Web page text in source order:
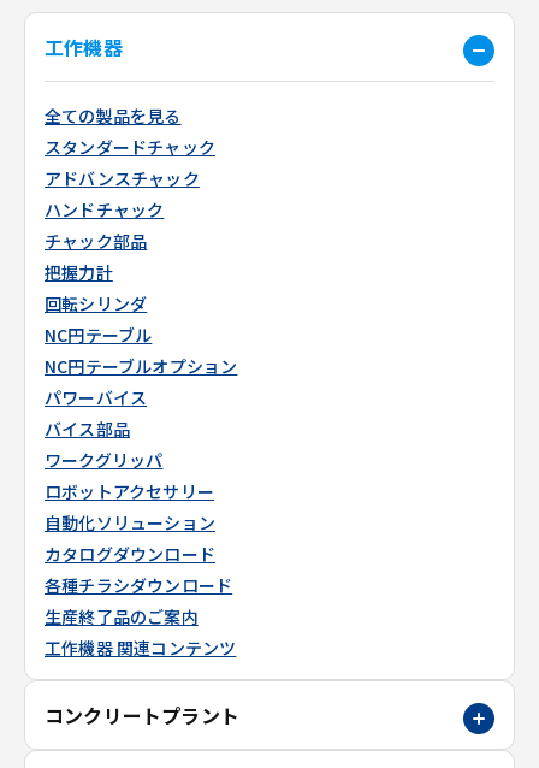
工作機器
全ての製品を見る
スタンダードチャック
アドバンスチャック
ハンドチャック
チャック部品
把握力計
回転シリンダ
NC円テーブル
NC円テーブルオプション
パワーバイス
バイス部品
ワークグリッパ
ロボットアクセサリー
自動化ソリューション
カタログダウンロード
各種チラシダウンロード
生産終了品のご案内
工作機器 関連コンテンツ
コンクリートプラント